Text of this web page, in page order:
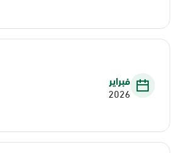
فبراير
2026